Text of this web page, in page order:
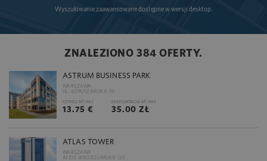
Wyszukiwanie zaawansowane dostępne w wersji desktop.
ZNALEZIONO 384 OFERTY.
ASTRUM BUSINESS PARK
WARSZAWA
UL. ŁOPUSZAŃSKA 95
CZYNSZ M2 /M-C
13.75 €
EKSPLOATACJA M2 /M-C
35.00 ZŁ
ATLAS TOWER
WARSZAWA
ALEJE JEROZOLIMSKIE 123